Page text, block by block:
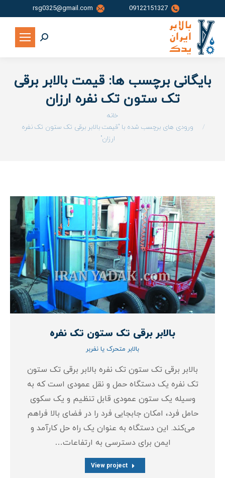
09122151327
rsg0325@gmail.com
جستجو:
بایگانی برچسب ها: قیمت بالابر برقی
تک ستون تک نفره ارزان
خانه
ورودی های برچسب شده با "قیمت بالابر برقی تک ستون تک نفره
ارزان"
بالابر برقی تک ستون تک نفره
بالابر متحرک یا نفربر
بالابر برقی تک ستون تک نفره بالابر برقی تک ستون
تک نفره یک دستگاه حمل و نقل عمودی است که به
وسیله یک ستون عمودی قابل تنظیم و یک سکوی
حامل فرد، امکان جابجایی فرد را در فضای بالا فراهم
می‌کند. این دستگاه به عنوان یک راه حل کارآمد و
ایمن برای دسترسی به ارتفاعات…
View project